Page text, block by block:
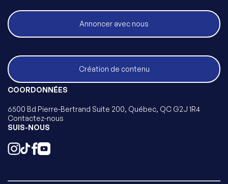
Annoncer avec nous
Création de contenu
COORDONNÉES
6500 Bd Pierre-Bertrand Suite 200, Québec, QC G2J 1R4
Contactez-nous
SUIS-NOUS